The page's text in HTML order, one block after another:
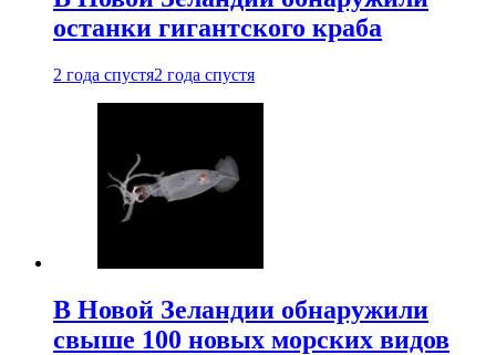
останки гигантского краба
2 года спустя2 года спустя
В Новой Зеландии обнаружили
свыше 100 новых морских видов